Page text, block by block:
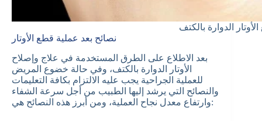
الدوارة بالكتف
نصائح بعد عملية قطع الأوتار
بعد الاطلاع على الطرق المستخدمة في علاج وإصلاح
الأوتار الدوارة بالكتف، وفي حالة خضوع المريض
للعملية الجراحية يجب عليه الالتزام بكافة التعليمات
والنصائح التي يرشد إليها الطبيب من أجل سرعة الشفاء
وارتفاع معدل نجاح العملية، ومن أبرز هذه النصائح هي: